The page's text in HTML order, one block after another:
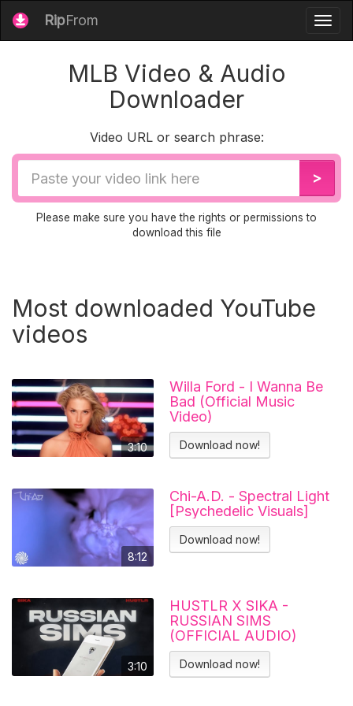
RipFrom
MLB Video & Audio
Downloader
Video URL or search phrase:
Video
URL
>
Please make sure you have the rights or permissions to
download this file
Most downloaded YouTube
videos
3:10
Willa Ford - I Wanna Be
Bad (Official Music
Video)
Download now!
8:12
Chi-A.D. - Spectral Light
[Psychedelic Visuals]
Download now!
3:10
HUSTLR X SIKA -
RUSSIAN SIMS
(OFFICIAL AUDIO)
Download now!